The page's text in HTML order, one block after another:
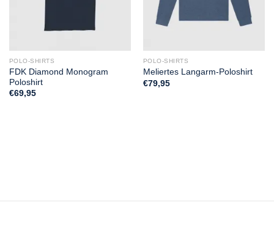
POLO-SHIRTS
FDK Diamond Monogram
Poloshirt
€69,95
POLO-SHIRTS
Meliertes Langarm-Poloshirt
€79,95